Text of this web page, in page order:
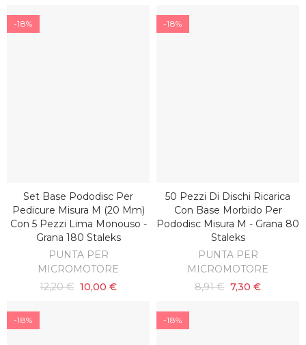
-18%
AGGIUNGI AL CARRELLO
Set Base Pododisc Per
Pedicure Misura M (20 Mm)
Con 5 Pezzi Lima Monouso -
Grana 180 Staleks
PUNTA PER
MICROMOTORE
12,20 € 10,00 €
-18%
AGGIUNGI AL CARRELLO
50 Pezzi Di Dischi Ricarica
Con Base Morbido Per
Pododisc Misura M - Grana 80
Staleks
PUNTA PER
MICROMOTORE
8,91 € 7,30 €
-18% -18%